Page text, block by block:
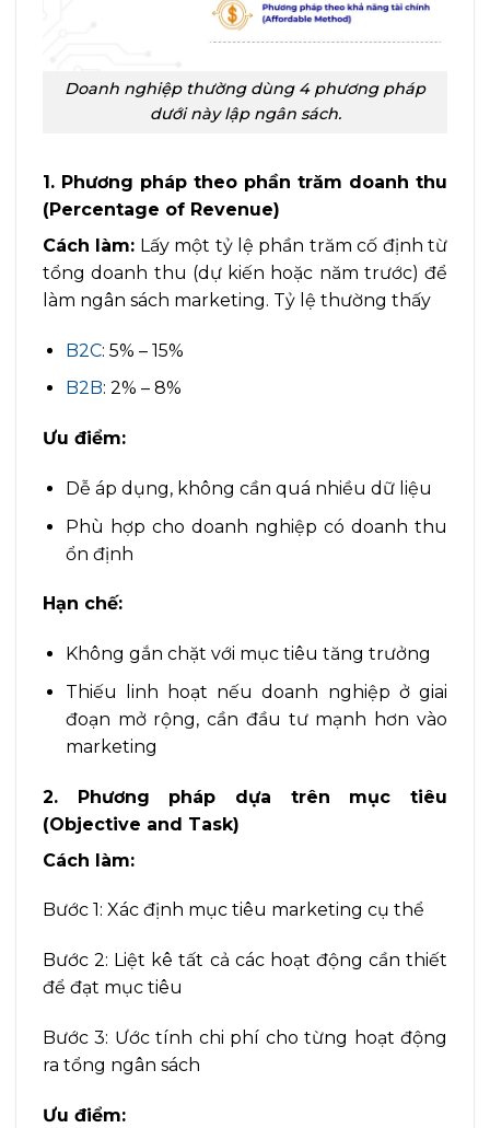
Doanh nghiệp thường dùng 4 phương pháp
dưới này lập ngân sách.
1. Phương pháp theo phần trăm doanh thu
(Percentage of Revenue)
Cách làm: Lấy một tỷ lệ phần trăm cố định từ
tổng doanh thu (dự kiến hoặc năm trước) để
làm ngân sách marketing. Tỷ lệ thường thấy
B2C: 5% – 15%
B2B: 2% – 8%
Ưu điểm:
Dễ áp dụng, không cần quá nhiều dữ liệu
Phù hợp cho doanh nghiệp có doanh thu
ổn định
Hạn chế:
Không gắn chặt với mục tiêu tăng trưởng
Thiếu linh hoạt nếu doanh nghiệp ở giai
đoạn mở rộng, cần đầu tư mạnh hơn vào
marketing
2. Phương pháp dựa trên mục tiêu
(Objective and Task)
Cách làm:
Bước 1: Xác định mục tiêu marketing cụ thể
Bước 2: Liệt kê tất cả các hoạt động cần thiết
để đạt mục tiêu
Bước 3: Ước tính chi phí cho từng hoạt động
ra tổng ngân sách
Ưu điểm: